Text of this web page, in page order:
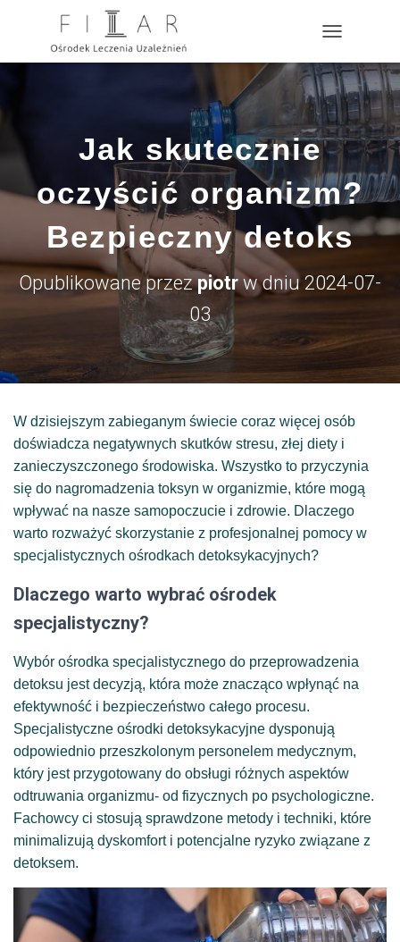
R
Z
E
Ł
Ą
Z
N
A
I
G
C
Jak skutecznie
oczyścić organizm?
Bezpieczny detoks
Opublikowane przezpiotrw dniu 2024-07-
03
W dzisiejszym zabieganym świecie coraz więcej osób
doświadcza negatywnych skutków stresu, złej diety i
zanieczyszczonego środowiska. Wszystko to przyczynia
się do nagromadzenia toksyn w organizmie, które mogą
wpływać na nasze samopoczucie i zdrowie. Dlaczego
warto rozważyć skorzystanie z profesjonalnej pomocy w
specjalistycznych ośrodkach detoksykacyjnych?
Dlaczego warto wybrać ośrodek
specjalistyczny?
Wybór ośrodka specjalistycznego do przeprowadzenia
detoksu jest decyzją, która może znacząco wpłynąć na
efektywność i bezpieczeństwo całego procesu.
Specjalistyczne ośrodki detoksykacyjne dysponują
odpowiednio przeszkolonym personelem medycznym,
który jest przygotowany do obsługi różnych aspektów
odtruwania organizmu- od fizycznych po psychologiczne.
Fachowcy ci stosują sprawdzone metody i techniki, które
minimalizują dyskomfort i potencjalne ryzyko związane z
detoksem.